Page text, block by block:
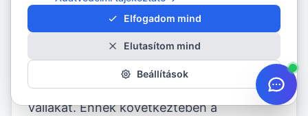
kimagasló stabilitást ad a MICHELIN Pilot
Super Sport abroncsnak.
Változtatható feszességének
köszönhetően az övbetét jobban
megfeszíti a futófelületet közepét, mint a
vállakat. Ennek következtében a
Elfogadom mind
Elutasítom mind
Beállítások